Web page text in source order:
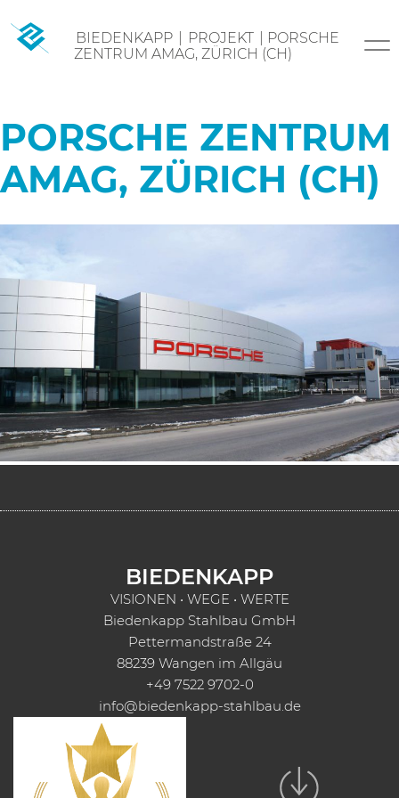
Skip
content
BIEDENKAPP PROJEKT
PORSCHE
ZENTRUM AMAG, ZÜRICH (CH)
PORSCHE ZENTRUM
AMAG, ZÜRICH (CH)
BIEDENKAPP
VISIONEN • WEGE • WERTE
Biedenkapp Stahlbau GmbH
Pettermandstraße 24
88239 Wangen im Allgäu
+49 7522 9702-0
info@biedenkapp-stahlbau.de